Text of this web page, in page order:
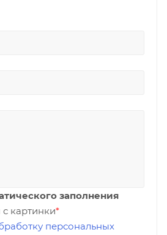
заполнения
картинки*
персональных